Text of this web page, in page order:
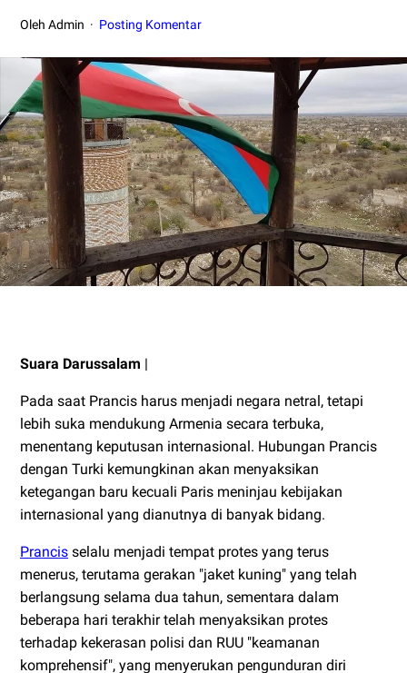
Oleh Admin Posting Komentar
Suara Darussalam |
Pada saat Prancis harus menjadi negara netral, tetapi
lebih suka mendukung Armenia secara terbuka,
menentang keputusan internasional. Hubungan Prancis
dengan Turki kemungkinan akan menyaksikan
ketegangan baru kecuali Paris meninjau kebijakan
internasional yang dianutnya di banyak bidang.
Prancis selalu menjadi tempat protes yang terus
menerus, terutama gerakan "jaket kuning" yang telah
berlangsung selama dua tahun, sementara dalam
beberapa hari terakhir telah menyaksikan protes
terhadap kekerasan polisi dan RUU "keamanan
komprehensif", yang menyerukan pengunduran diri